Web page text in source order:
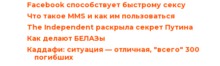
Facebook способствует быстрому сексу
Что такое MMS и как им пользоваться
The Independent раскрыла секрет Путина
Как делают БЕЛАЗы
Каддафи: ситуация — отличная, "всего" 300
погибших